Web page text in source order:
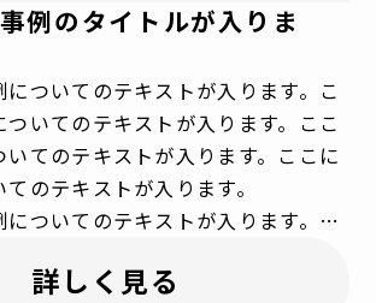
例のタイトルが入りま
についてのテキストが入ります。こ
ついてのテキストが入ります。ここ
いてのテキストが入ります。ここに
のテキストが入ります。
についてのテキストが入ります。こ
いてのテキストが入ります。
詳しく見る